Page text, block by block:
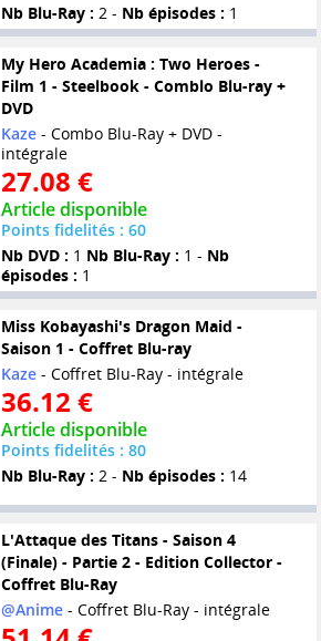
Nb Blu-Ray : 2 - Nb épisodes : 1
My Hero Academia : Two Heroes -
Film 1 - Steelbook - Comblo Blu-ray +
DVD
Kaze- Combo Blu-Ray + DVD -
intégrale
27.08 €
Article disponible
Points fidelités : 60
Nb DVD : 1 Nb Blu-Ray : 1 - Nb
épisodes : 1
Miss Kobayashi's Dragon Maid -
Saison 1 - Coffret Blu-ray
Kaze- Coffret Blu-Ray - intégrale
36.12 €
Article disponible
Points fidelités : 80
Nb Blu-Ray : 2 - Nb épisodes : 14
L'Attaque des Titans - Saison 4
(Finale) - Partie 2 - Edition Collector -
Coffret Blu-Ray
@Anime- Coffret Blu-Ray - intégrale